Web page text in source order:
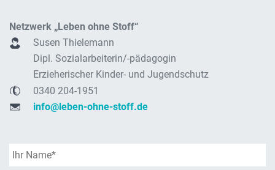
Netzwerk „Leben ohne Stoff“
Susen Thielemann
Dipl. Sozialarbeiterin/-pädagogin
Erzieherischer Kinder- und Jugendschutz
0340 204-1951
info@leben-ohne-stoff.de